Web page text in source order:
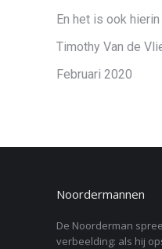
En het is ook
Timothy Van de
Februari 2020
Noordermannen
De Noorderman
verbeelding: als hij